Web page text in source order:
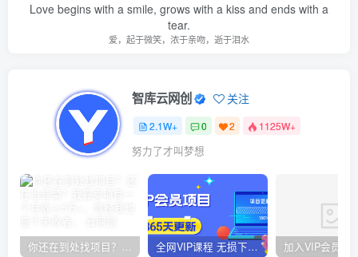
Love begins with a smile, grows with a kiss and ends with a
tear.
爱，起于微笑，浓于亲吻，逝于泪水
智库云网创 关注
2.1W+ 0 2 1125W+
努力了才叫梦想
你还在到处找项目？还在当韭菜？我靠卖项目一个月收入5万+，曾经我也是个失败者。 全网VIP课程 无损下载~